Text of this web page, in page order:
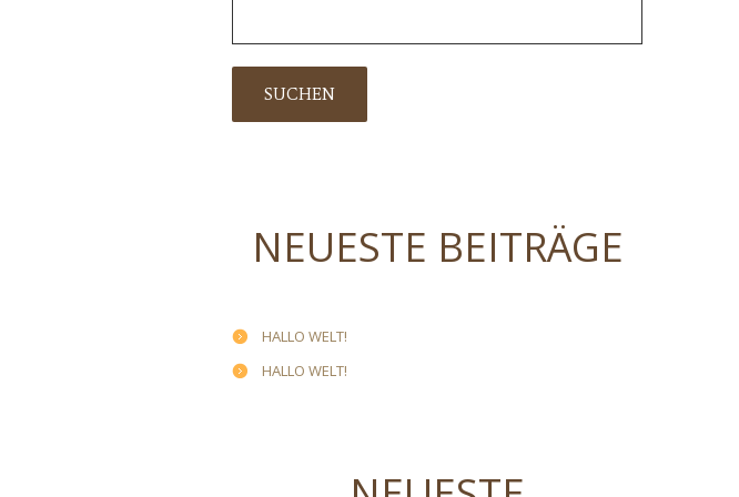
NEUESTE BEITRÄGE
HALLO WELT!
HALLO WELT!